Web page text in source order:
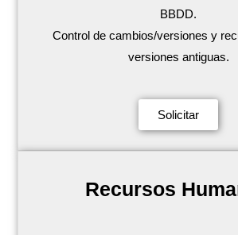
BBDD.
Control de cambios/versiones y
versiones antiguas.
Solicitar
Recursos